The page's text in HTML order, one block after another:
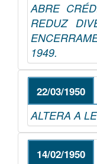
ABRE
REDUZ
1949.
22/03/1950
ALTERA A
14/02/1950